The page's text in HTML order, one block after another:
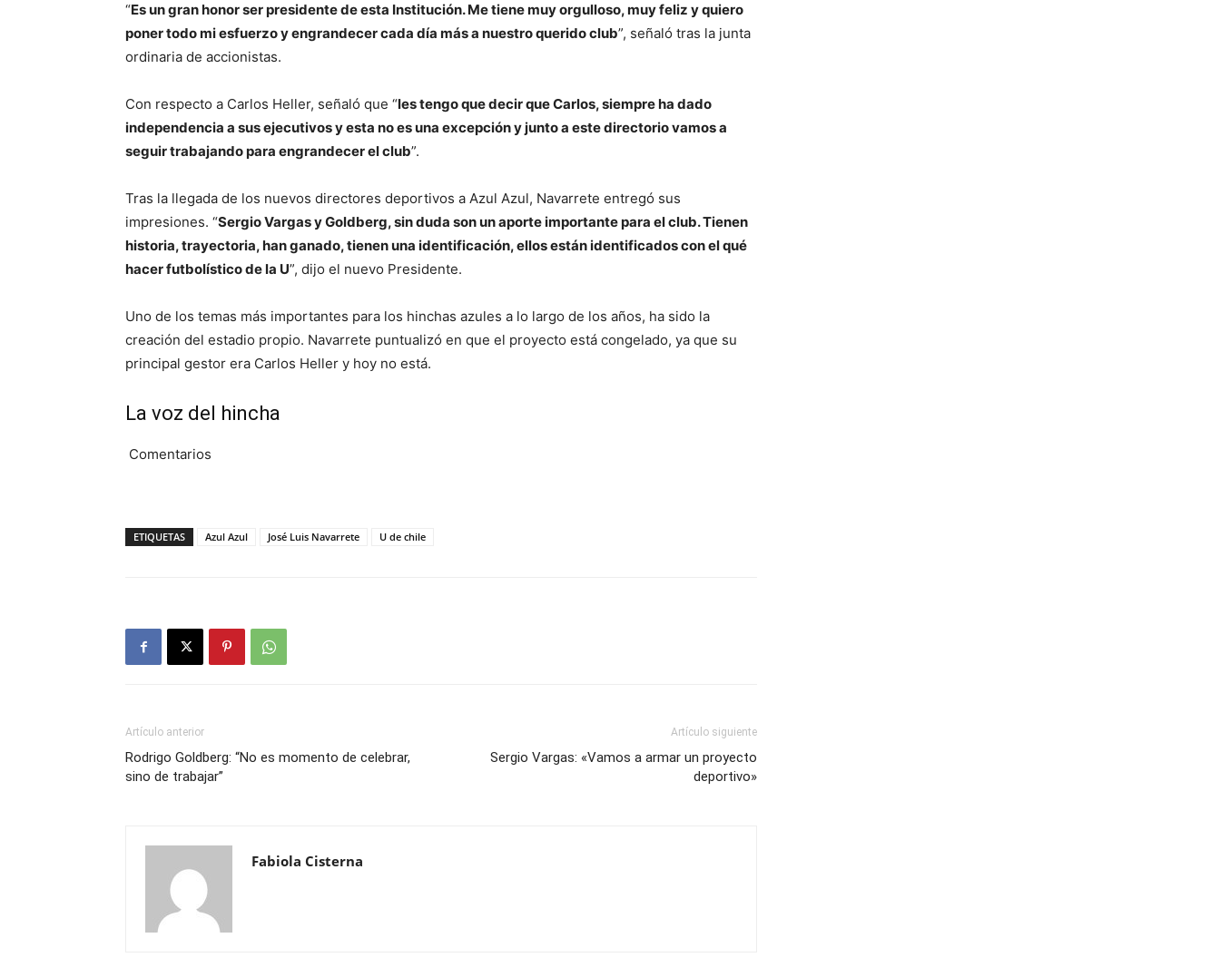
“Es un gran honor ser presidente de esta Institución. Me tiene muy orgulloso, muy feliz y quiero
poner todo mi esfuerzo y engrandecer cada día más a nuestro querido club”, señaló tras la junta
ordinaria de accionistas.
Con respecto a Carlos Heller, señaló que “les tengo que decir que Carlos, siempre ha dado
independencia a sus ejecutivos y esta no es una excepción y junto a este directorio vamos a
seguir trabajando para engrandecer el club”.
Tras la llegada de los nuevos directores deportivos a Azul Azul, Navarrete entregó sus
impresiones. “Sergio Vargas y Goldberg, sin duda son un aporte importante para el club. Tienen
historia, trayectoria, han ganado, tienen una identificación, ellos están identificados con el qué
hacer futbolístico de la U”, dijo el nuevo Presidente.
Uno de los temas más importantes para los hinchas azules a lo largo de los años, ha sido la
creación del estadio propio. Navarrete puntualizó en que el proyecto está congelado, ya que su
principal gestor era Carlos Heller y hoy no está.
La voz del hincha
Comentarios
ETIQUETAS Azul Azul José Luis Navarrete U de chile
Artículo anterior
Rodrigo Goldberg: “No es momento de celebrar,
sino de trabajar”
Artículo siguiente
Sergio Vargas: «Vamos a armar un proyecto
deportivo»
Fabiola Cisterna